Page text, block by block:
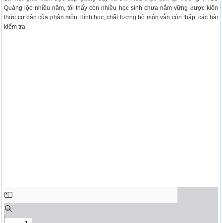
Quảng lộc nhiều năm, tôi thấy còn nhiều học sinh chưa nắm vững được kiến
thức cơ bản của phân môn Hình học, chất lượng bộ môn vẫn còn thấp, các bài
kiểm tra